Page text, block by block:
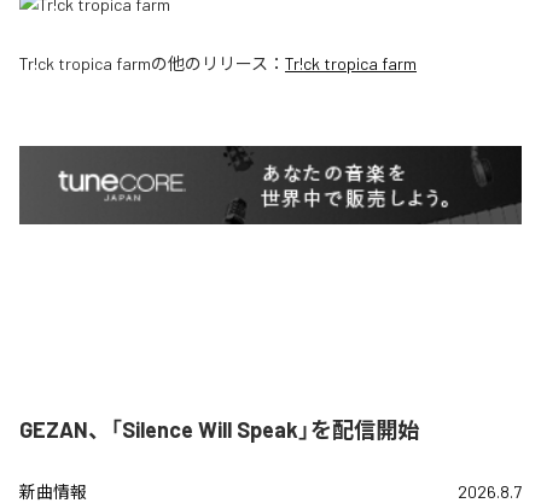
Tr!ck tropica farmの他のリリース： Tr!ck tropica farm
GEZAN、「Silence Will Speak」を配信開始
新曲情報 2026.8.7